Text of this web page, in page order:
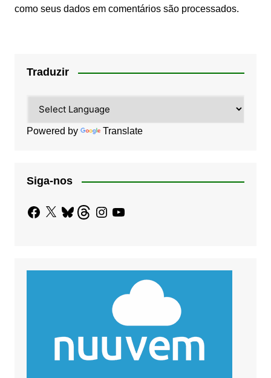
como seus dados em comentários são processados.
Traduzir
Powered by Translate
Siga-nos
Facebook
X BlueskyThreadsInstagram
YouTube